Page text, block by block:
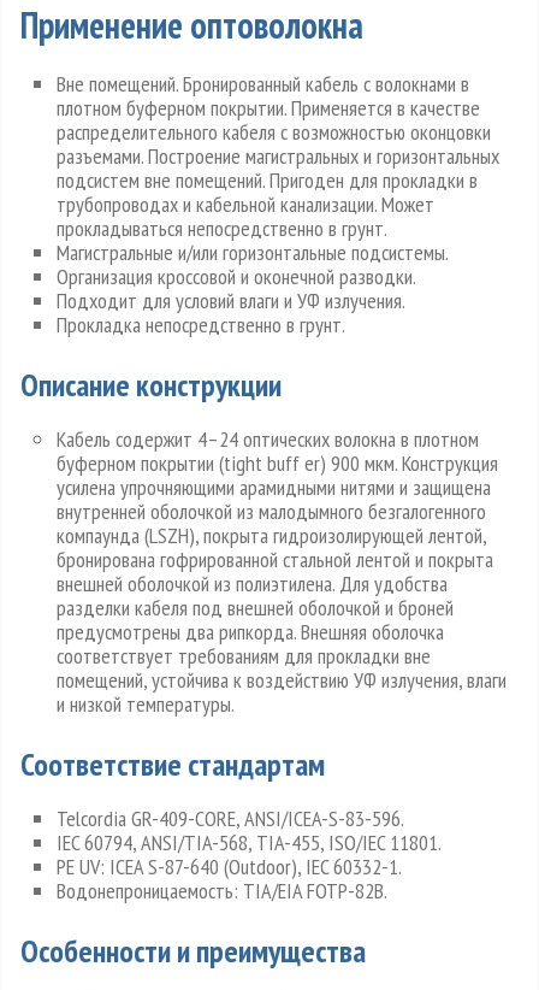
Применение оптоволокна
Вне помещений. Бронированный кабель с волокнами в
плотном буферном покрытии. Применяется в качестве
распределительного кабеля с возможностью оконцовки
разъемами. Построение магистральных и горизонтальных
подсистем вне помещений. Пригоден для прокладки в
трубопроводах и кабельной канализации. Может
прокладываться непосредственно в грунт.
Магистральные и/или горизонтальные подсистемы.
Организация кроссовой и оконечной разводки.
Подходит для условий влаги и УФ излучения.
Прокладка непосредственно в грунт.
Описание конструкции
Кабель содержит 4–24 оптических волокна в плотном
буферном покрытии (tight buff er) 900 мкм. Конструкция
усилена упрочняющими арамидными нитями и защищена
внутренней оболочкой из малодымного безгалогенного
компаунда (LSZH), покрыта гидроизолирующей лентой,
бронирована гофрированной стальной лентой и покрыта
внешней оболочкой из полиэтилена. Для удобства
разделки кабеля под внешней оболочкой и броней
предусмотрены два рипкорда. Внешняя оболочка
соответствует требованиям для прокладки вне
помещений, устойчива к воздействию УФ излучения, влаги
и низкой температуры.
Соответствие стандартам
Telcordia GR-409-CORE, ANSI/ICEA-S-83-596.
IEC 60794, ANSI/TIA-568, TIA-455, ISO/IEC 11801.
PE UV: ICEA S-87-640 (Outdoor), IEC 60332-1.
Водонепроницаемость: TIA/EIA FOTP-82В.
Особенности и преимущества